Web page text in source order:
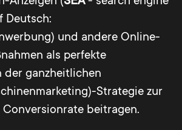
Deutsch:
und andere Online-
als perfekte
der ganzheitlichen
Strategie zur
beitragen.